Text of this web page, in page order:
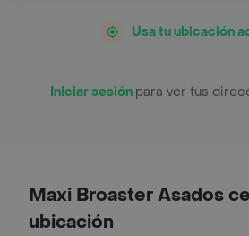
Usa tu ubicación
Iniciar sesión para ver tus
Maxi Broaster Asados
ubicación